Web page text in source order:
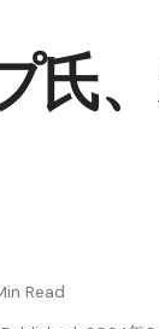
氏
Read